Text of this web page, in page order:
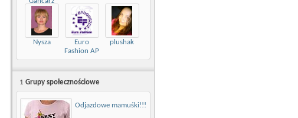
Nysza
Euro
Fashion AP
Bydgoszcz
plushak
1 Grupy społecznościowe
Odjazdowe mamuśki!!!